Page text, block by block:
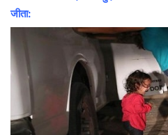
जीता: